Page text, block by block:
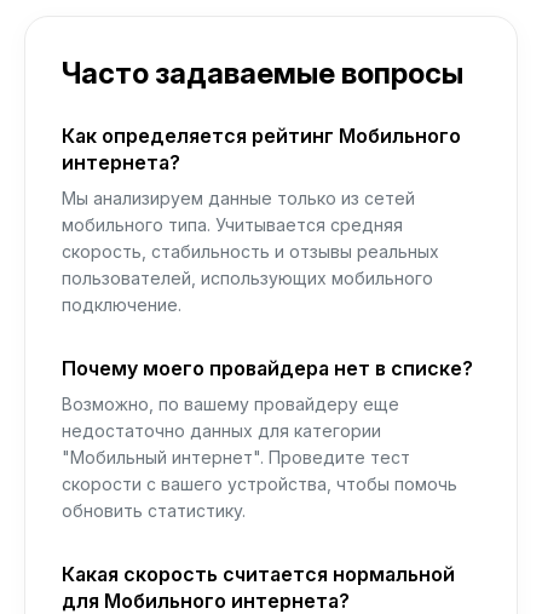
Часто задаваемые вопросы
Как определяется рейтинг Мобильного
интернета?
Мы анализируем данные только из сетей
мобильного типа. Учитывается средняя
скорость, стабильность и отзывы реальных
пользователей, использующих мобильного
подключение.
Почему моего провайдера нет в списке?
Возможно, по вашему провайдеру еще
недостаточно данных для категории
"Мобильный интернет". Проведите тест
скорости с вашего устройства, чтобы помочь
обновить статистику.
Какая скорость считается нормальной
для Мобильного интернета?